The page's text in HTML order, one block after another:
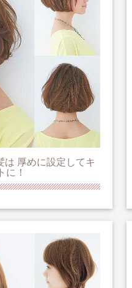
は 厚めに設定してキ
に！